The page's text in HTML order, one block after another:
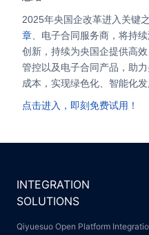
2025年央国企改革进入关键
章 、电子合同服务商，将持
创新，持续为央国企提供高
管控以及电子合同产品，助
成本，实现绿色化、智能化发
点击进入，即刻免费试用！
INTEGRATION
SOLUTIONS
Qiyuesuo Open Platform